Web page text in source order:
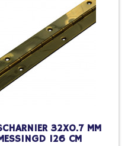
32X0.7 MM
126 CM